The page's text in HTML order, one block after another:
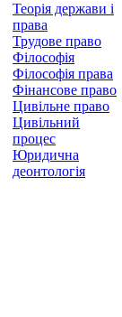
Теорія держави і
права
Трудове право
Філософія
Філософія права
Фінансове право
Цивільне право
Цивільний
процес
Юридична
деонтологія